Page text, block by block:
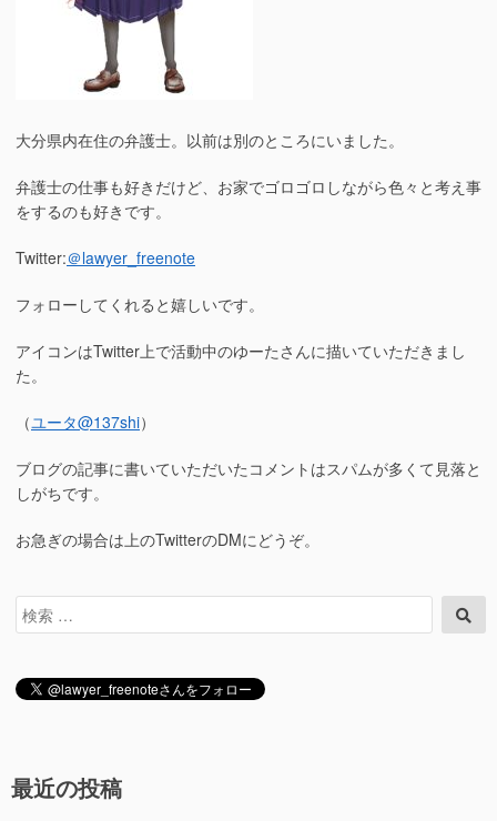
大分県内在住の弁護士。以前は別のところにいました。
弁護士の仕事も好きだけど、お家でゴロゴロしながら色々と考え事
をするのも好きです。
Twitter:＠lawyer_freenote
フォローしてくれると嬉しいです。
アイコンはTwitter上で活動中のゆーたさんに描いていただきまし
た。
（ユータ@137shi）
ブログの記事に書いていただいたコメントはスパムが多くて見落と
しがちです。
お急ぎの場合は上のTwitterのDMにどうぞ。
検
索
索
最近の投稿